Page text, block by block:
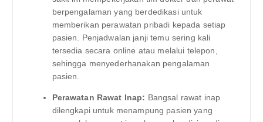
berpengalaman yang berdedikasi untuk
memberikan perawatan pribadi kepada setiap
pasien. Penjadwalan janji temu sering kali
tersedia secara online atau melalui telepon,
sehingga menyederhanakan pengalaman
pasien.
Perawatan Rawat Inap: Bangsal rawat inap
dilengkapi untuk menampung pasien yang